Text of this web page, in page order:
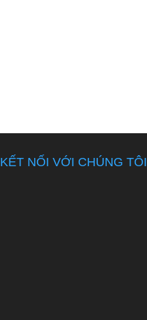
KẾT NỐI VỚI CHÚNG TÔI